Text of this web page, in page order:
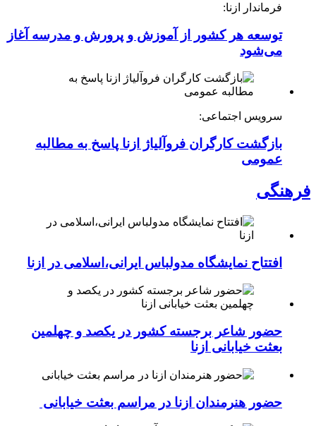
فرماندار ازنا:
توسعه هر کشور از آموزش و پرورش و مدرسه آغاز
می‌شود
سرویس اجتماعی:
بازگشت کارگران فروآلیاژ ازنا پاسخ به مطالبه
عمومی
فرهنگی
افتتاح نمایشگاه مدولباس ایرانی،اسلامی در ازنا
حضور شاعر برجسته کشور در یکصد و چهلمین
بعثت خیابانی ازنا
حضور هنرمندان ازنا در مراسم بعثت خیابانی